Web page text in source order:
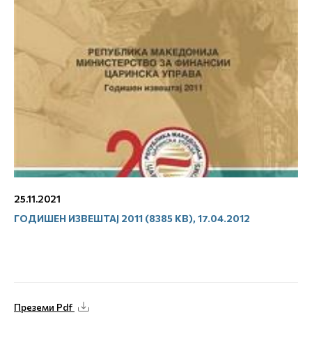
25.11.2021
ГОДИШЕН ИЗВЕШТАЈ 2011 (8385 KB), 17.04.2012
Преземи Pdf